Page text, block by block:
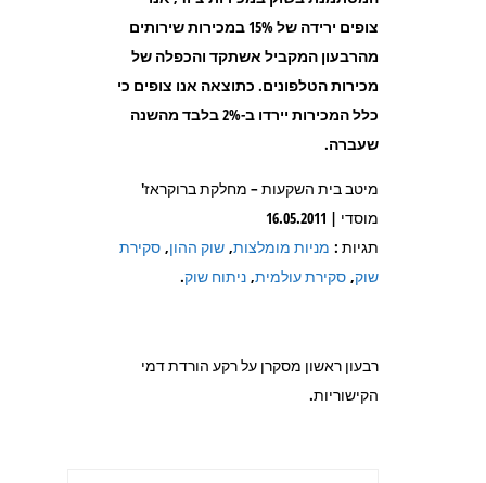
צופים ירידה של 15% במכירות שירותים
מהרבעון המקביל אשתקד והכפלה של
מכירות הטלפונים. כתוצאה אנו צופים כי
כלל המכירות יירדו ב-2% בלבד מהשנה
שעברה.
מיטב בית השקעות – מחלקת ברוקראז'
מוסדי | 16.05.2011
תגיות : מניות מומלצות, שוק ההון, סקירת
שוק, סקירת עולמית, ניתוח שוק.
רבעון ראשון מסקרן על רקע הורדת דמי
הקישוריות.